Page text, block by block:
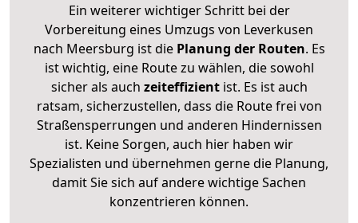
Ein weiterer wichtiger Schritt bei der
Vorbereitung eines Umzugs von Leverkusen
nach Meersburg ist diePlanung der Routen. Es
ist wichtig, eine Route zu wählen, die sowohl
sicher als auch zeiteffizientist. Es ist auch
ratsam, sicherzustellen, dass die Route frei von
Straßensperrungen und anderen Hindernissen
ist. Keine Sorgen, auch hier haben wir
Spezialisten und übernehmen gerne die Planung,
damit Sie sich auf andere wichtige Sachen
konzentrieren können.